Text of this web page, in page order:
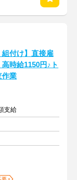
組付け】直接雇
時給1150円♪ト
作業
支給